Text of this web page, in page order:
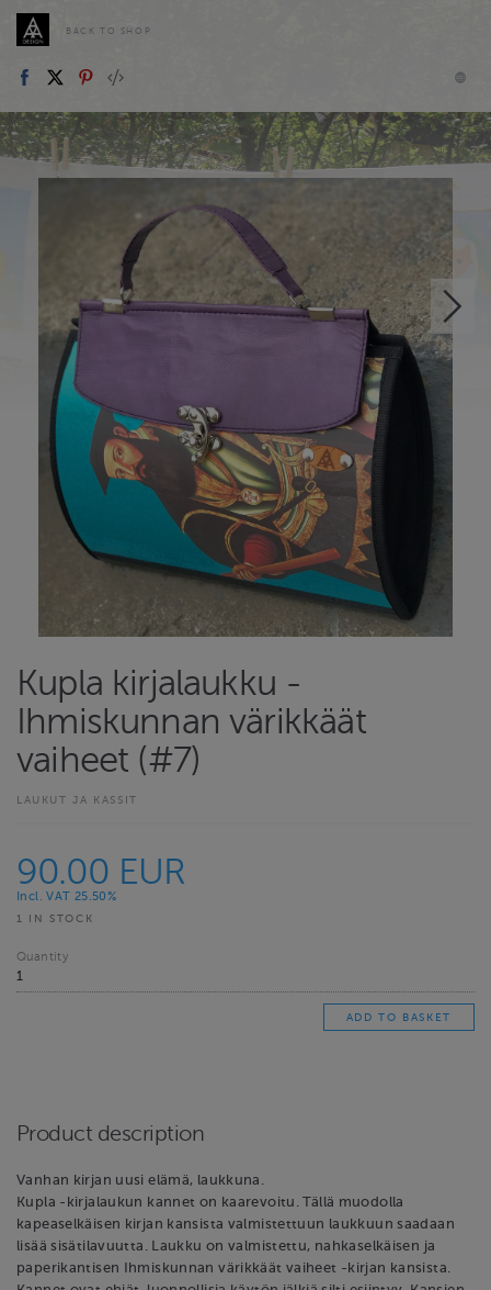
BACK TO SHOP
Kupla kirjalaukku -
Ihmiskunnan värikkäät
vaiheet (#7)
LAUKUT JA KASSIT
90.00 EUR
Incl. VAT 25.50%
1 IN STOCK
Quantity
Product description
Vanhan kirjan uusi elämä, laukkuna.
Kupla -kirjalaukun kannet on kaarevoitu. Tällä muodolla
kapeaselkäisen kirjan kansista valmistettuun laukkuun saadaan
lisää sisätilavuutta. Laukku on valmistettu, nahkaselkäisen ja
paperikantisen Ihmiskunnan värikkäät vaiheet -kirjan kansista.